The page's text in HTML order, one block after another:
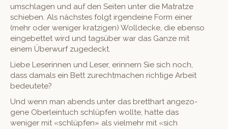
umschla­gen und auf den Seit­en unter die Matratze
schieben. Als näch­stes fol­gt irgen­deine Form ein­er
(mehr oder weniger kratzi­gen) Wolldecke, die eben­so
einge­bet­tet wird und tagsüber war das Ganze mit
einem Über­wurf zugedeckt.
Liebe Leserin­nen und Leser, erin­nern Sie sich noch,
dass damals ein Bett zurecht­machen richtige Arbeit
bedeutete?
Und wenn man abends unter das bret­thart ange­zo­
gene Ober­lein­tuch schlüpfen wollte, hat­te das
weniger mit «schlüpfen» als vielmehr mit «sich